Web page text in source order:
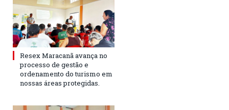
Resex Maracanã avança no
processo de gestão e
ordenamento do turismo em
nossas áreas protegidas.